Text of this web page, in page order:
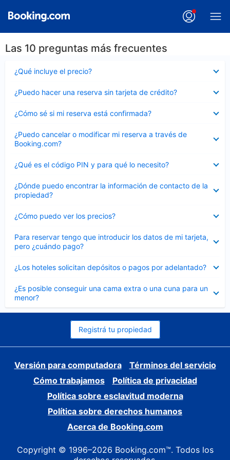
Las 10 preguntas más frecuentes
¿Qué incluye el precio?
cerrado
¿Puedo hacer una reserva sin tarjeta de crédito?
cerrado
¿Cómo sé si mi reserva está confirmada?
cerrado
¿Puedo cancelar o modificar mi reserva a través de
Booking.com?
cerrado
¿Qué es el código PIN y para qué lo necesito?
cerrado
¿Dónde puedo encontrar la información de contacto de la
propiedad?
cerrado
¿Cómo puedo ver los precios?
cerrado
Para reservar tengo que introducir los datos de mi tarjeta,
pero ¿cuándo pago?
cerrado
¿Los hoteles solicitan depósitos o pagos por adelantado?
cerrado
¿Es posible conseguir una cama extra o una cuna para un
menor?
cerrado
Registrá tu propiedad
Versión para computadora
Términos del servicio
Cómo trabajamos
Política de privacidad
Política sobre esclavitud moderna
Política sobre derechos humanos
Acerca de Booking.com
Copyright © 1996–2026 Booking.com™. Todos los